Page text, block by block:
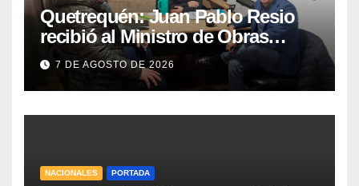
Quetrequén: Juan Pablo Resio
recibió al Ministro de Obras
Públicas y al Presidente de
Vialidad para recorrer la ruta a
Villa Huidobro
7 DE AGOSTO DE 2026
NACIONALES PORTADA